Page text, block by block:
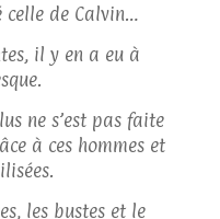
celle de Calvin…
il y en a eu à
ne s’est pas faite
à ces hommes et
les bustes et le